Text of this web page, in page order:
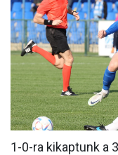
1-0-ra kikaptunk a